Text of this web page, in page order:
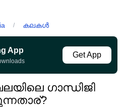
/ കലകൾ
App
Get App
ഗാന്ധിജി